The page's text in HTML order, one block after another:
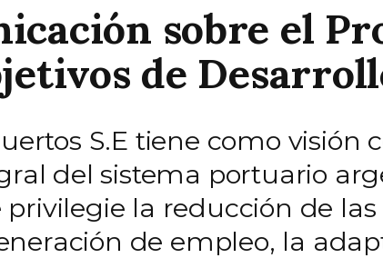
sobre el
de
S.E tiene como visión
del sistema portuario
la reducción de
de empleo, la